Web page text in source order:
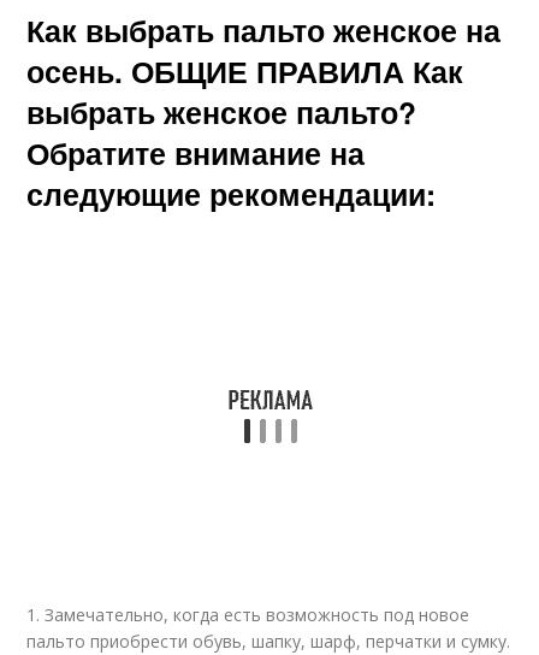
Как выбрать пальто женское на
осень. ОБЩИЕ ПРАВИЛА Как
выбрать женское пальто?
Обратите внимание на
следующие рекомендации:
1. Замечательно, когда есть возможность под новое
пальто приобрести обувь, шапку, шарф, перчатки и сумку.